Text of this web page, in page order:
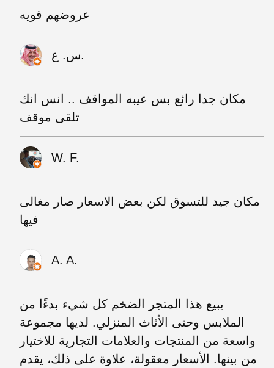
عروضهم قويه
س. ع.
مكان جدا رائع بس عيبه المواقف .. انس انك
تلقى موقف
W. F.
مكان جيد للتسوق لكن بعض الاسعار صار مغالى
فيها
A. A.
يبيع هذا المتجر الضخم كل شيء بدءًا من
الملابس وحتى الأثاث المنزلي. لديها مجموعة
واسعة من المنتجات والعلامات التجارية للاختيار
من بينها. الأسعار معقولة، علاوة على ذلك، يقدم